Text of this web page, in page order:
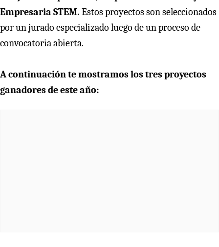
Empresaria STEM. Estos proyectos son seleccionados
por un jurado especializado luego de un proceso de
convocatoria abierta.
A continuación te mostramos los tres proyectos
ganadores de este año: